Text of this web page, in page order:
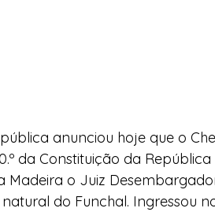
anunciou hoje que o
da Constituição da
Madeira o Juiz
do Funchal. Ingressou